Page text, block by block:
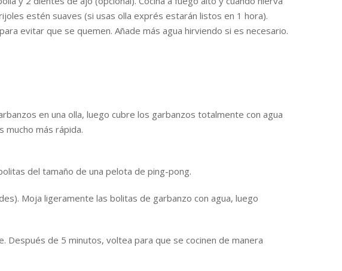
estén suaves (si usas olla exprés estarán listos en 1 hora).
evitar que se quemen. Añade más agua hirviendo si es necesario.
en una olla, luego cubre los garbanzos totalmente con agua
mucho más rápida.
del tamaño de una pelota de ping-pong.
Moja ligeramente las bolitas de garbanzo con agua, luego
Después de 5 minutos, voltea para que se cocinen de manera